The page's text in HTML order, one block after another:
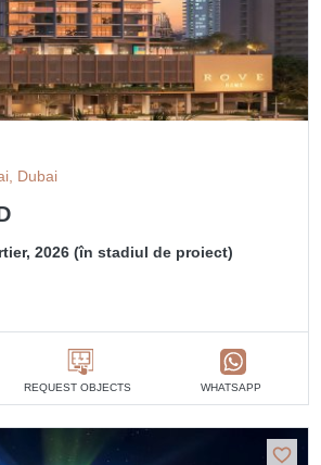
Dubai
2026 (în stadiul de proiect)
REQUEST OBJECTS WHATSAPP